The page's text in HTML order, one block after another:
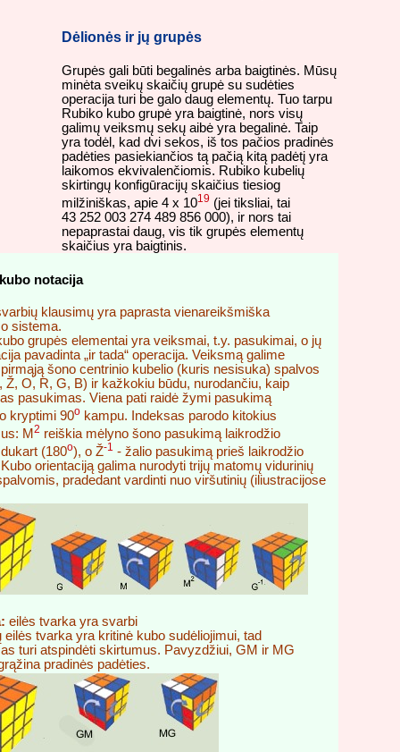
Dėlionės ir jų grupės
Grupės gali būti begalinės arba baigtinės. Mūsų
minėta sveikų skaičių grupė su sudėties
operacija turi be galo daug elementų. Tuo tarpu
Rubiko kubo grupė yra baigtinė, nors visų
galimų veiksmų sekų aibė yra begalinė. Taip
yra todėl, kad dvi sekos, iš tos pačios pradinės
padėties pasiekiančios tą pačią kitą padėtį yra
laikomos ekvivalenčiomis. Rubiko kubelių
skirtingų konfigūracijų skaičius tiesiog
milžiniškas, apie 4 x 1019 (jei tiksliai, tai
43 252 003 274 489 856 000), ir nors tai
nepaprastai daug, vis tik grupės elementų
skaičius yra baigtinis.
notacija
klausimų yra paprasta vienareikšmiška
sistema.
grupės elementai yra veiksmai, t.y. pasukimai, o jų
pavadinta „ir tada“ operacija. Veiksmą galime
šono centrinio kubelio (kuris nesisuka) spalvos
Ž, O, R, G, B) ir kažkokiu būdu, nurodančiu, kaip
pasukimas. Viena pati raidė žymi pasukimą
kryptimi 90o kampu. Indeksas parodo kitokius
M 2 reiškia mėlyno šono pasukimą laikrodžio
(180o), o Ž-1 - žalio pasukimą prieš laikrodžio
orientaciją galima nurodyti trijų matomų vidurinių
pradedant vardinti nuo viršutinių (iliustracijose
eilės tvarka yra svarbi
eilės tvarka yra kritinė kubo sudėliojimui, tad
turi atspindėti skirtumus. Pavyzdžiui, GM ir MG
pradinės padėties.